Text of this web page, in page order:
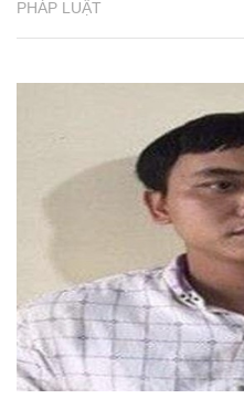
PHÁP LUẬT